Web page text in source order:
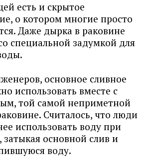
есть и скрытое
о котором многие просто
Даже дырка в раковине
специальной задумкой для
основное сливное
использовать вместе с
той самой неприметной
Считалось, что люди
использовать воду при
основной слив и
воду.